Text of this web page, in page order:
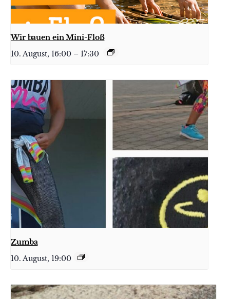
Wir bauen ein Mini-Floß
10. August, 16:00 – 17:30
Zumba
10. August, 19:00